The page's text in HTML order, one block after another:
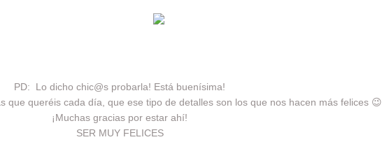
PD: Lo dicho chic@s probarla! Está buenísima!
que queréis cada día, que ese tipo de detalles son los que nos hacen más felices 😉
¡Muchas gracias por estar ahí!
SER MUY FELICES